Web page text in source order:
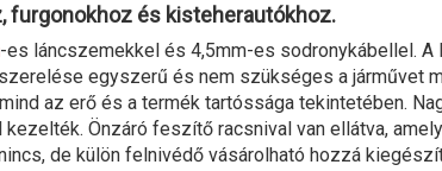
furgonokhoz és kisteherautókhoz.
-es láncszemekkel és 4,5mm-es sodronykábellel. A
egyszerű és nem szükséges a járművet
az erő és a termék tartóssága tekintetében.
Önzáró feszítő racsnival van ellátva, amely
de külön felnivédő vásárolható hozzá